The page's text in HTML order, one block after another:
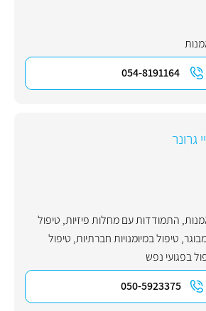
054-8191164
גרונר
, התמודדות עם מחלות פיזיות, טיפול
, טיפול במיומנויות חברתיות, טיפול
בפגועי נפש
050-5923375